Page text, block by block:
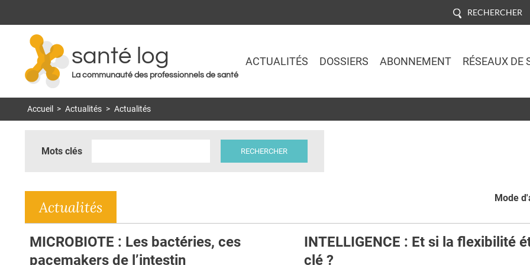
RECHERCHER
santé log
La communauté des professionnels de santé
ACTUALITÉS DOSSIERS ABONNEMENT RÉSEAUX DE
Accueil > Actualités > Actualités
Mots clés
Mode
Actualités
MICROBIOTE : Les bactéries, ces
pacemakers de l’intestin
INTELLIGENCE : Et si la flexibilité
clé ?